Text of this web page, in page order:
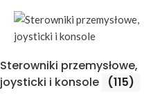
Sterowniki przemysłowe,
joysticki i konsole
(115)